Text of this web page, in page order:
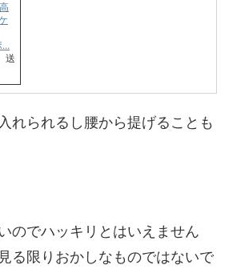
送
れられるし腰から提げることも
のでハッキリとはいえません
る限りおかしなものではないで